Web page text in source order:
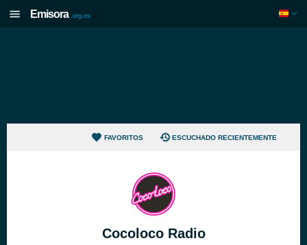
Emisora .org.es
FAVORITOS ESCUCHADO RECIENTEMENTE
Cocoloco Radio